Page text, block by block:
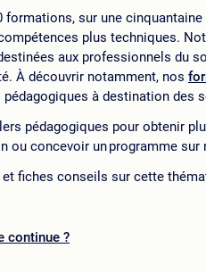
formations, sur une
plus techniques.
aux professionnels du
À découvrir notamment, nos
à destination des
pédagogiques pour obtenir
ou concevoir un programme sur
fiches conseils sur cette
continue ?